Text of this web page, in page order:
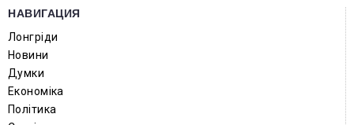
НАВИГАЦИЯ
Лонгріди
Новини
Думки
Економіка
Політика